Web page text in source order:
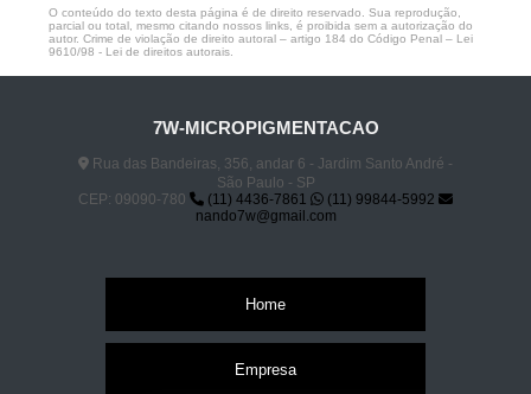
O conteúdo do texto desta página é de direito reservado. Sua reprodução,
parcial ou total, mesmo citando nossos links, é proibida sem a autorização do
autor. Crime de violação de direito autoral – artigo 184 do Código Penal – Lei
9610/98 - Lei de direitos autorais
7W-MICROPIGMENTACAO
Rua das Bandeiras, 356, andar 6 - Jardim Santo André -
São Paulo - SP
CEP: 09090-780
(11) 4436-7861
(11) 99844-5992
nando7w@gmail.com
Home
Empresa